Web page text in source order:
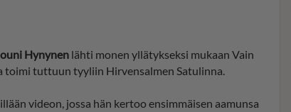
Hynynen lähti monen yllätykseksi mukaan Vain
toimi tuttuun tyyliin Hirvensalmen Satulinna.
videon, jossa hän kertoo ensimmäisen aamunsa